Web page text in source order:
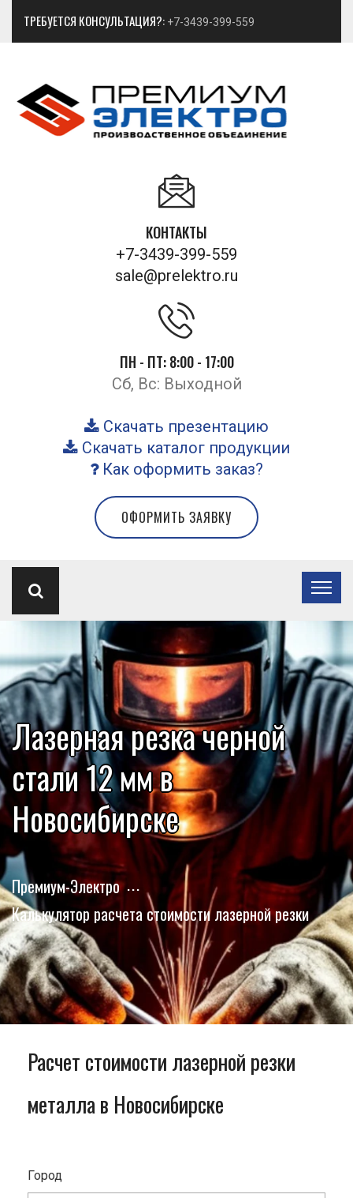
ТРЕБУЕТСЯ КОНСУЛЬТАЦИЯ?: +7-3439-399-559
КОНТАКТЫ
+7-3439-399-559
sale@prelektro.ru
ПН - ПТ: 8:00 - 17:00
Сб, Вс: Выходной
Скачать презентацию
Скачать каталог продукции
Как оформить заказ?
ОФОРМИТЬ ЗАЯВКУ
Лазерная резка черной
стали 12 мм в
Новосибирске
Премиум-Электро
Калькулятор расчета стоимости лазерной резки
Расчет стоимости лазерной резки
металла в Новосибирске
Город